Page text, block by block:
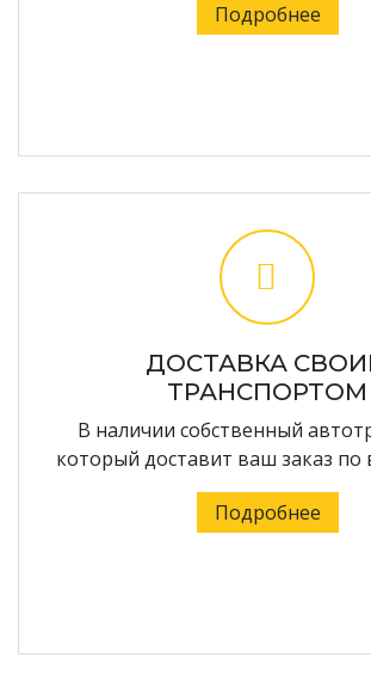
Подробнее
ДОСТАВКА
ТРАНСПОРТОМ
В наличии собственный
который доставит ваш заказ по
Подробнее